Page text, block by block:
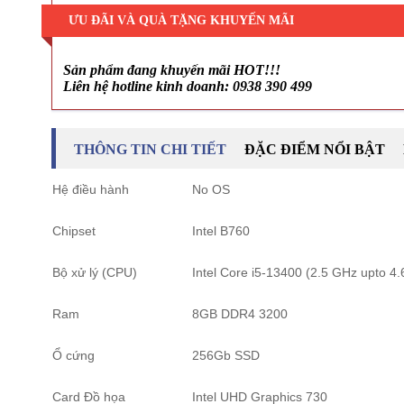
ƯU ĐÃI VÀ QUÀ TẶNG KHUYẾN MÃI
Sản phẩm đang khuyến mãi HOT!!!
Liên hệ hotline kinh doanh: 0938 390 499
THÔNG TIN CHI TIẾT ĐẶC ĐIỂM NỔI BẬT
Hệ điều hành No OS
Chipset Intel B760
Bộ xử lý (CPU) Intel Core i5-13400 (2.5 GHz upto
Ram 8GB DDR4 3200
Ổ cứng 256Gb SSD
Card Đồ họa Intel UHD Graphics 730